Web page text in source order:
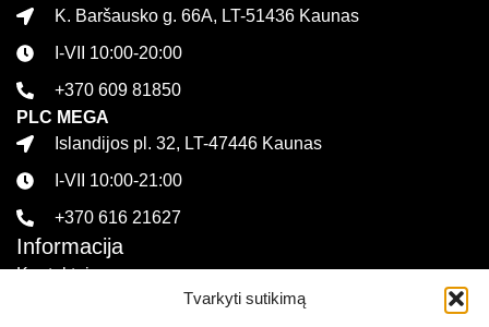
Tvarkyti sutikimą
K. Baršausko g. 66A, LT-51436 Kaunas
I-VII 10:00-20:00
+370 609 81850
PLC MEGA
Islandijos pl. 32, LT-47446 Kaunas
I-VII 10:00-21:00
+370 616 21627
Informacija
Kontaktai
Pirkimo sąlygos ir taisyklės